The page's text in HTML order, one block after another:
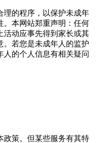
的程序，以保护未成年
。本网站郑重声明：任何
活动应事先得到家长或其
。若您是未成年人的监护
人的个人信息有相关疑问
策。但某些服务有其特